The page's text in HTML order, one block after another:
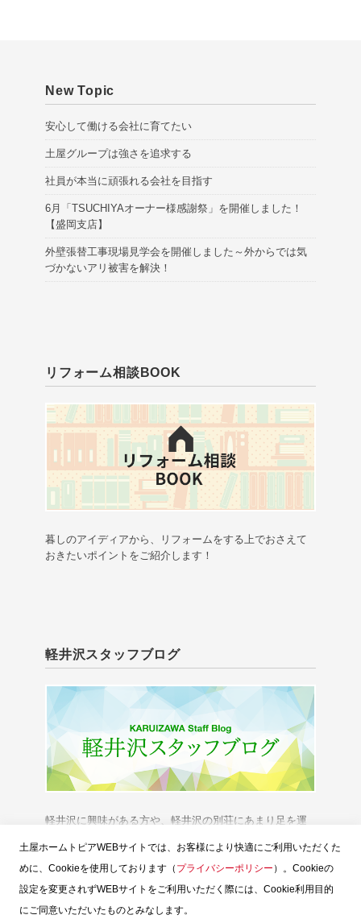
New Topic
安心して働ける会社に育てたい
土屋グループは強さを追求する
社員が本当に頑張れる会社を目指す
6月「TSUCHIYAオーナー様感謝祭」を開催しました！
【盛岡支店】
外壁張替工事現場見学会を開催しました～外からでは気
づかないアリ被害を解決！
リフォーム相談BOOK
暮しのアイディアから、リフォームをする上でおさえて
おきたいポイントをご紹介します！
軽井沢スタッフブログ
軽井沢に興味がある方や、軽井沢の別荘にあまり足を運
スタッフブログTOP 土屋ホームトピア
土屋ホームトピアWEBサイトでは、お客様により快適にご利用いただくた
めに、Cookieを使用しております（ プライバシーポリシー ）。Cookieの
設定を変更されずWEBサイトをご利用いただく際には、Cookie利用目的
にご同意いただいたものとみなします。